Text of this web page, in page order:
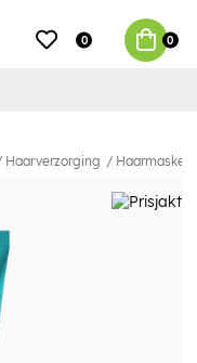
0 0
Haarverzorging Haarmasker